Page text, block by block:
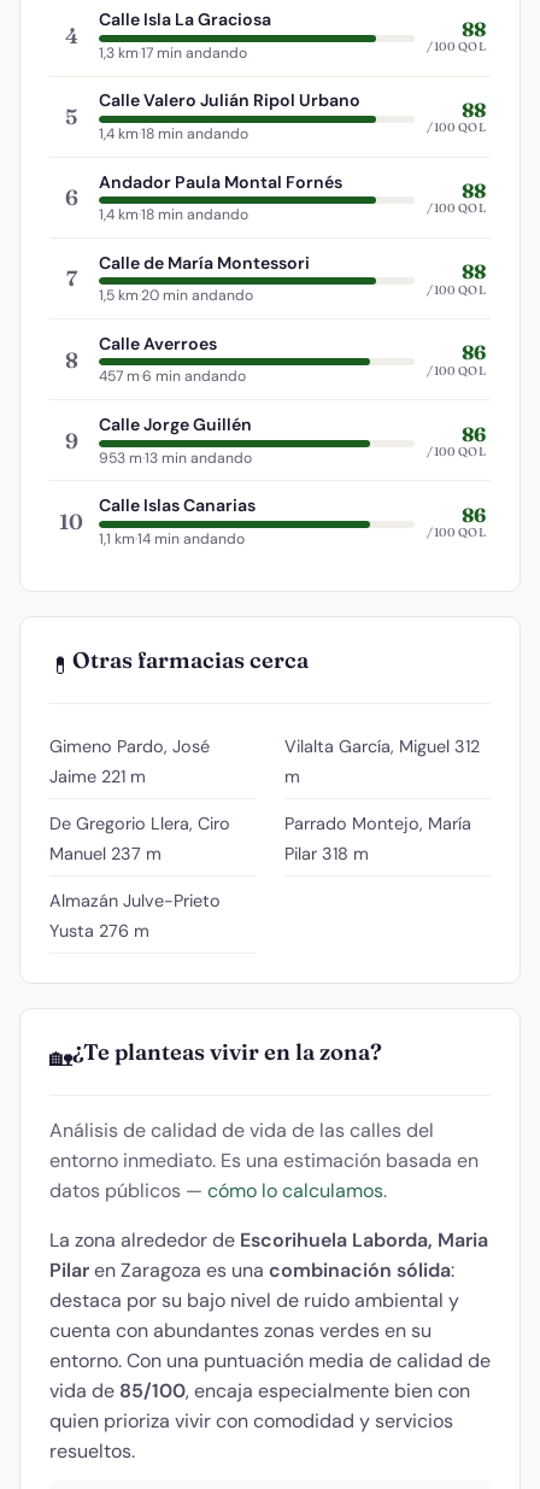
4
Calle Isla La Graciosa
1,3 km·17 min andando
88
/100 QOL
5
Calle Valero Julián Ripol Urbano
1,4 km·18 min andando
88
/100 QOL
6
Andador Paula Montal Fornés
1,4 km·18 min andando
88
/100 QOL
7
Calle de María Montessori
1,5 km·20 min andando
88
/100 QOL
8
Calle Averroes
457 m·6 min andando
86
/100 QOL
9
Calle Jorge Guillén
953 m·13 min andando
86
/100 QOL
10
Calle Islas Canarias
1,1 km·14 min andando
86
/100 QOL
💊 Otras farmacias cerca
Gimeno Pardo, José
Jaime 221 m
De Gregorio Llera, Ciro
Manuel 237 m
Almazán Julve-Prieto
Yusta 276 m
Vilalta García, Miguel 312
m
Parrado Montejo, María
Pilar 318 m
🏡¿Te planteas vivir en la zona?
Análisis de calidad de vida de las calles del
entorno inmediato. Es una estimación basada en
datos públicos — cómo lo calculamos.
La zona alrededor de Escorihuela Laborda, Maria
Pilaren Zaragoza es una combinación sólida:
destaca por su bajo nivel de ruido ambiental y
cuenta con abundantes zonas verdes en su
entorno. Con una puntuación media de calidad de
vida de 85/100, encaja especialmente bien con
quien prioriza vivir con comodidad y servicios
resueltos.